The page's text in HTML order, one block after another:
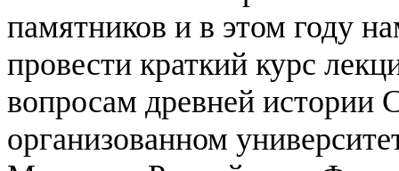
памятников и в этом году
провести краткий курс
вопросам древней истории
организованном